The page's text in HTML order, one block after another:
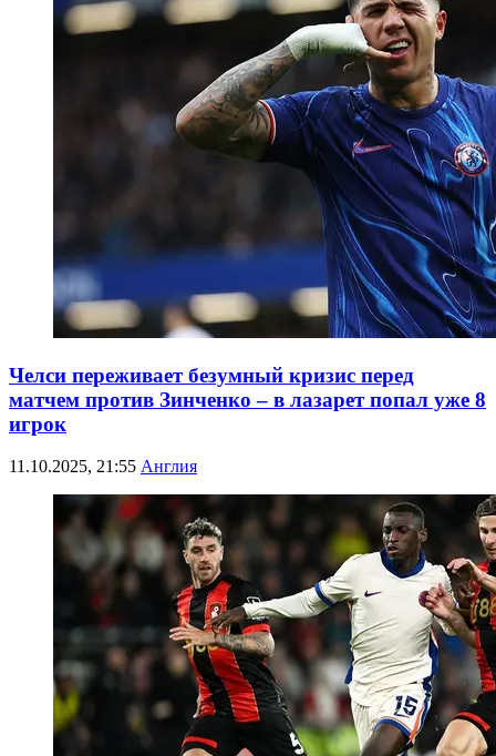
Челси переживает безумный кризис перед
матчем против Зинченко – в лазарет попал уже 8
игрок
11.10.2025, 21:55 Англия